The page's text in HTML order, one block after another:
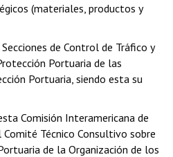
(materiales, productos y
de Control de Tráfico y
Portuaria de las
Portuaria, siendo esta su
Comisión Interamericana de
Técnico Consultivo sobre
de la Organización de los